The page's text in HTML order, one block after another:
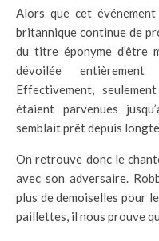
Alors que cet
britannique continue de
du titre éponyme d’être
dévoilée
Effectivement,
étaient parvenues
semblait prêt depuis
On retrouve donc le
avec son adversaire.
plus de demoiselles pour
paillettes, il nous prouve